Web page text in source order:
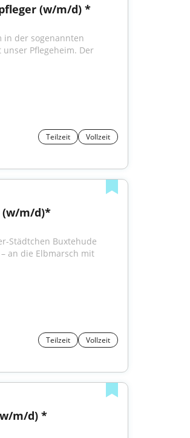
(w/m/d) *
in der sogenannten
Pflegeheim. Der
Teilzeit Vollzeit
(w/m/d)*
Städtchen Buxtehude
an die Elbmarsch mit
Teilzeit Vollzeit
m/d) *